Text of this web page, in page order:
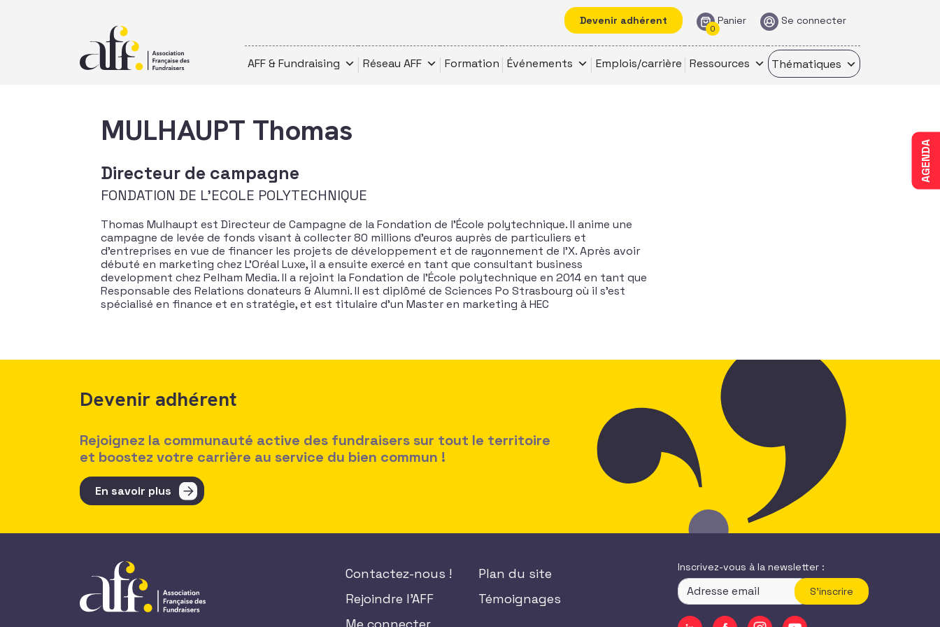
Devenir adhérent Panier
0
Se connecter
AFF & Fundraising Réseau AFF Formation Événements Emplois/carrière Ressources Thématiques
AGENDA
MULHAUPT Thomas
Directeur de campagne
FONDATION DE L'ECOLE POLYTECHNIQUE
Thomas Mulhaupt est Directeur de Campagne de la Fondation de l’École polytechnique. Il anime une
campagne de levée de fonds visant à collecter 80 millions d’euros auprès de particuliers et
d’entreprises en vue de financer les projets de développement et de rayonnement de l’X. Après avoir
débuté en marketing chez L’Oréal Luxe, il a ensuite exercé en tant que consultant business
development chez Pelham Media. Il a rejoint la Fondation de l’École polytechnique en 2014 en tant que
Responsable des Relations donateurs & Alumni. Il est diplômé de Sciences Po Strasbourg où il s’est
spécialisé en finance et en stratégie, et est titulaire d’un Master en marketing à HEC
Devenir adhérent
Rejoignez la communauté active des fundraisers sur tout le territoire
et boostez votre carrière au service du bien commun !
En savoir plus
Contactez-nous !
Rejoindre l'AFF
Plan du site
Témoignages
Inscrivez-vous à la newsletter :
S'inscrire